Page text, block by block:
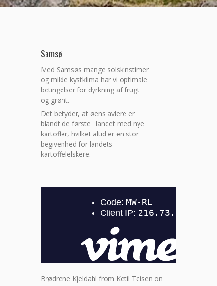
Samsø
Med Samsøs mange solskinstimer
og milde kystklima har vi optimale
betingelser for dyrkning af frugt
og grønt.
Det betyder, at øens avlere er
blandt de første i landet med nye
kartofler, hvilket altid er en stor
begivenhed for landets
kartoffelelskere.
Brødrene Kjeldahl from Ketil Teisen on